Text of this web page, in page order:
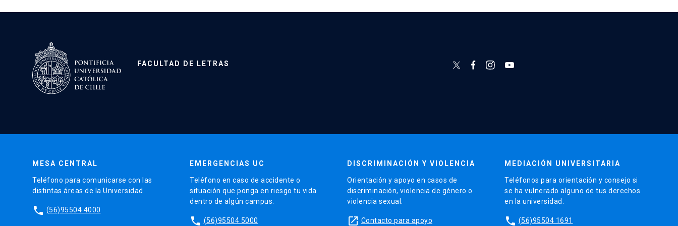
FACULTAD DE LETRAS
MESA CENTRAL
Teléfono para comunicarse con las
distintas áreas de la Universidad.
phone (56)95504 4000
EMERGENCIAS UC
Teléfono en caso de accidente o
situación que ponga en riesgo tu vida
dentro de algún campus.
phone (56)95504 5000
DISCRIMINACIÓN Y VIOLENCIA
Orientación y apoyo en casos de
discriminación, violencia de género o
violencia sexual.
launch Contacto para apoyo
MEDIACIÓN UNIVERSITARIA
Teléfonos para orientación y consejo si
se ha vulnerado alguno de tus derechos
en la universidad.
phone (56)95504 1691